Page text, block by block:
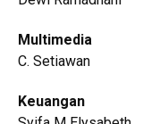
Multimedia
C. Setiawan
Keuangan